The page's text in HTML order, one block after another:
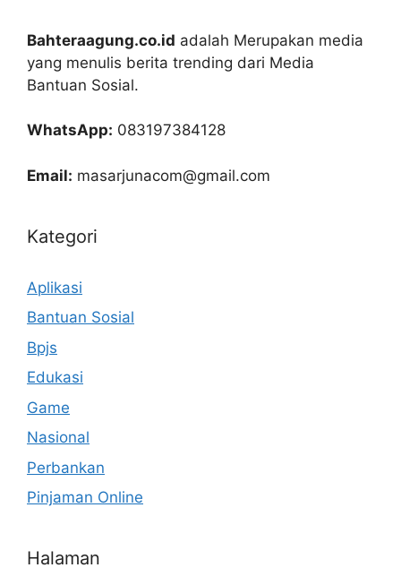
Bahteraagung.co.id adalah Merupakan media
yang menulis berita trending dari Media
Bantuan Sosial.
WhatsApp: 083197384128
Email: masarjunacom@gmail.com
Kategori
Aplikasi
Bantuan Sosial
Bpjs
Edukasi
Game
Nasional
Perbankan
Pinjaman Online
Halaman